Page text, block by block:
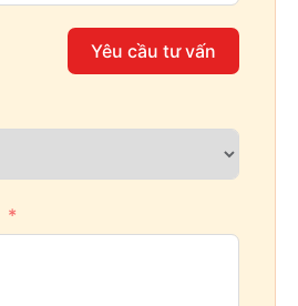
Yêu cầu tư vấn